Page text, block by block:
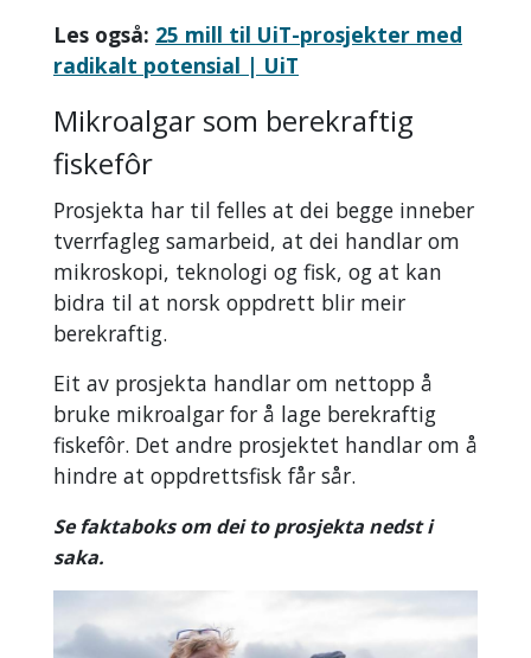
Les også: 25 mill til UiT-prosjekter med
radikalt potensial | UiT
Mikroalgar som berekraftig
fiskefôr
Prosjekta har til felles at dei begge inneber
tverrfagleg samarbeid, at dei handlar om
mikroskopi, teknologi og fisk, og at kan
bidra til at norsk oppdrett blir meir
berekraftig.
Eit av prosjekta handlar om nettopp å
bruke mikroalgar for å lage berekraftig
fiskefôr. Det andre prosjektet handlar om å
hindre at oppdrettsfisk får sår.
Se faktaboks om dei to prosjekta nedst i
saka.